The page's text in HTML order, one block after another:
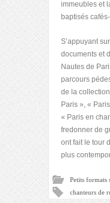
immeubles et
baptisés
S’appuyant
documents et
Nautes de
parcours
de la
Paris », «
« Paris en
fredonner de
ont fait le tour
plus
Petits formats
chanteurs de